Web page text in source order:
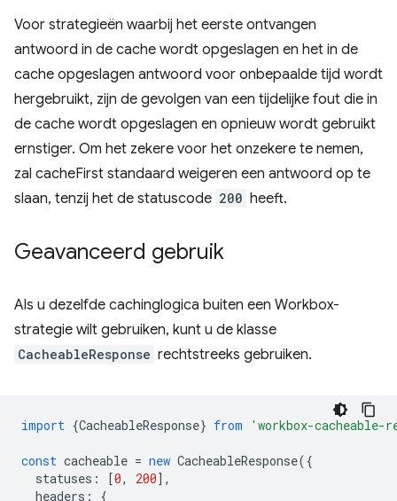
Voor strategieën waarbij het eerste ontvangen
antwoord in de cache wordt opgeslagen en het in de
cache opgeslagen antwoord voor onbepaalde tijd wordt
hergebruikt, zijn de gevolgen van een tijdelijke fout die in
de cache wordt opgeslagen en opnieuw wordt gebruikt
ernstiger. Om het zekere voor het onzekere te nemen,
zal cacheFirst standaard weigeren een antwoord op te
slaan, tenzij het de statuscode 200 heeft.
Geavanceerd gebruik
Als u dezelfde cachinglogica buiten een Workbox-
strategie wilt gebruiken, kunt u de klasse
CacheableResponse rechtstreeks gebruiken.
import {CacheableResponse} from 'workbox-cacheable-
const cacheable = new CacheableResponse({
statuses : [0, 200],
headers :
{